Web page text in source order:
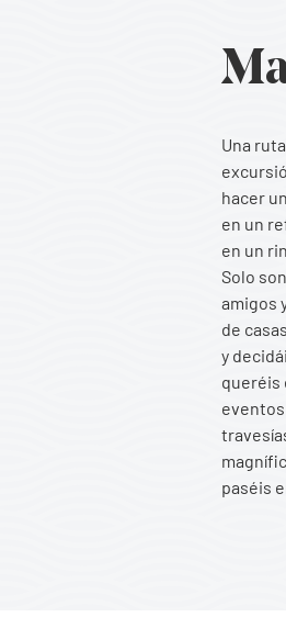
Una
hacer
en un
en un
Solo
amigos
de
y
queréis
paséis